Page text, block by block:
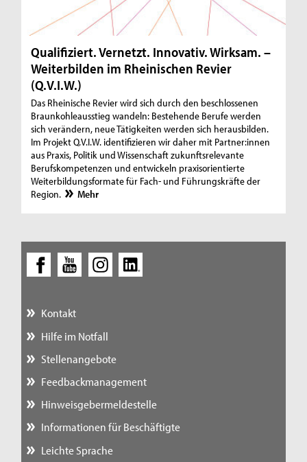
Qualifiziert. Vernetzt. Innovativ. Wirksam. –
Weiterbilden im Rheinischen Revier
(Q.V.I.W.)
Das Rheinische Revier wird sich durch den beschlossenen
Braunkohleausstieg wandeln: Bestehende Berufe werden
sich verändern, neue Tätigkeiten werden sich herausbilden.
Im Projekt Q.V.I.W. identifizieren wir daher mit Partner:innen
aus Praxis, Politik und Wissenschaft zukunftsrelevante
Berufskompetenzen und entwickeln praxisorientierte
Weiterbildungsformate für Fach- und Führungskräfte der
Region.
Mehr
Kontakt
Hilfe im Notfall
Stellenangebote
Feedbackmanagement
Hinweisgebermeldestelle
Informationen für Beschäftigte
Leichte Sprache